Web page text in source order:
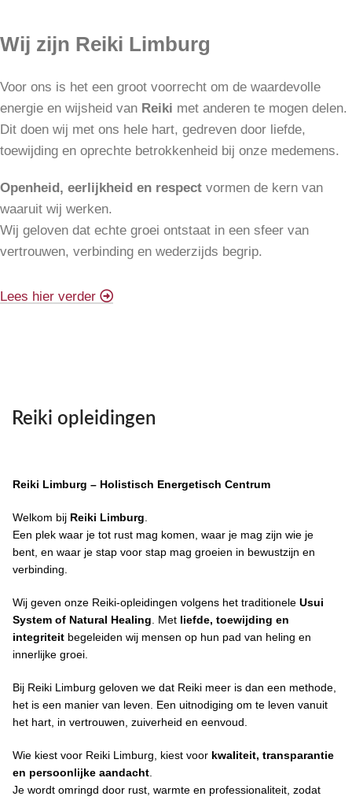
Wij zijn Reiki Limburg
Voor ons is het een groot voorrecht om de waardevolle
energie en wijsheid van Reiki met anderen te mogen delen.
Dit doen wij met ons hele hart, gedreven door liefde,
toewijding en oprechte betrokkenheid bij onze medemens.
Openheid, eerlijkheid en respect vormen de kern van
waaruit wij werken.
Wij geloven dat echte groei ontstaat in een sfeer van
vertrouwen, verbinding en wederzijds begrip.
Lees hier verder
Reiki opleidingen
Reiki Limburg – Holistisch Energetisch Centrum
Welkom bij Reiki Limburg.
Een plek waar je tot rust mag komen, waar je mag zijn wie je
bent, en waar je stap voor stap mag groeien in bewustzijn en
verbinding.
Wij geven onze Reiki-opleidingen volgens het traditionele Usui
System of Natural Healing. Met liefde, toewijding en
integriteitbegeleiden wij mensen op hun pad van heling en
innerlijke groei.
Bij Reiki Limburg geloven we dat Reiki meer is dan een methode,
het is een manier van leven. Een uitnodiging om te leven vanuit
het hart, in vertrouwen, zuiverheid en eenvoud.
Wie kiest voor Reiki Limburg, kiest voor kwaliteit, transparantie
en persoonlijke aandacht.
Je wordt omringd door rust, warmte en professionaliteit, zodat